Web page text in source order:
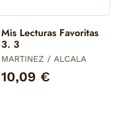
Mis Lecturas Favoritas
3. 3
MARTINEZ / ALCALA
10,09 €